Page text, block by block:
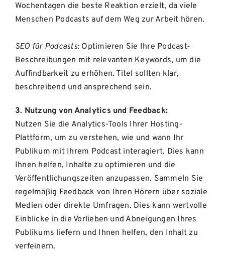
Wochentagen die beste Reaktion erzielt, da viele
Menschen Podcasts auf dem Weg zur Arbeit hören.
SEO für Podcasts: Optimieren Sie Ihre Podcast-
Beschreibungen mit relevanten Keywords, um die
Auffindbarkeit zu erhöhen. Titel sollten klar,
beschreibend und ansprechend sein.
3. Nutzung von Analytics und Feedback:
Nutzen Sie die Analytics-Tools Ihrer Hosting-
Plattform, um zu verstehen, wie und wann Ihr
Publikum mit Ihrem Podcast interagiert. Dies kann
Ihnen helfen, Inhalte zu optimieren und die
Veröffentlichungszeiten anzupassen. Sammeln Sie
regelmäßig Feedback von Ihren Hörern über soziale
Medien oder direkte Umfragen. Dies kann wertvolle
Einblicke in die Vorlieben und Abneigungen Ihres
Publikums liefern und Ihnen helfen, den Inhalt zu
verfeinern.